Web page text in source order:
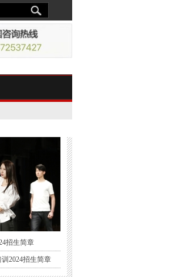
招生简章
2024招生简章